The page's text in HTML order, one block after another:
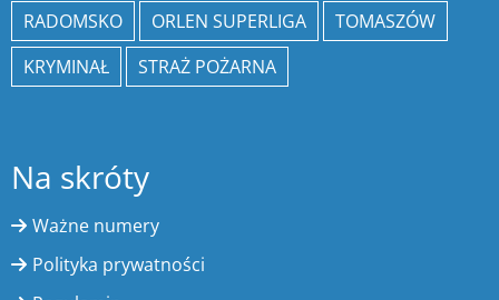
RADOMSKO
ORLEN SUPERLIGA
TOMASZÓW
KRYMINAŁ
STRAŻ POŻARNA
Na skróty
Ważne numery
Polityka prywatności